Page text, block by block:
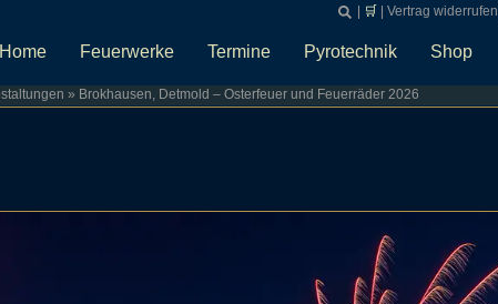
🛒 |Vertrag widerrufen
Home Feuerwerke Termine Pyrotechnik Shop
» Brokhausen, Detmold – Osterfeuer und Feuerräder 2026